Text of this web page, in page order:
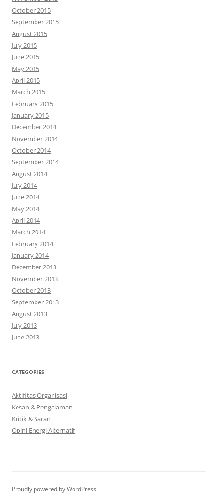
October 2015
September 2015
August 2015
July 2015
June 2015
May 2015
April 2015
March 2015
February 2015
January 2015
December 2014
November 2014
October 2014
September 2014
August 2014
July 2014
June 2014
May 2014
April 2014
March 2014
February 2014
January 2014
December 2013
November 2013
October 2013
September 2013
August 2013
July 2013
June 2013
CATEGORIES
Aktifitas Organisasi
Kesan & Pengalaman
Kritik & Saran
Opini Energi Alternatif
Proudly powered by WordPress